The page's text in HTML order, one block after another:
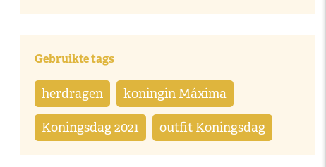
Gebruikte tags
herdragen koningin Máxima
Koningsdag 2021 outfit Koningsdag